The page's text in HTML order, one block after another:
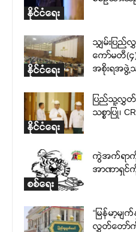
နိုင်ငံရေး
နိုင်ငံရေး
သျှမ်းပြည်
ကော်မတီ(၄
အစိုးရအဖွဲ့
နိုင်ငံရေး
ပြည်သူ့လွှတ်
သစ္စာပြု၊
စစ်ရေး
ကွဲအက်ရာကို က
အာဏာရှင်
“မြန်မာ့မ
လွှတ်တော်ကို